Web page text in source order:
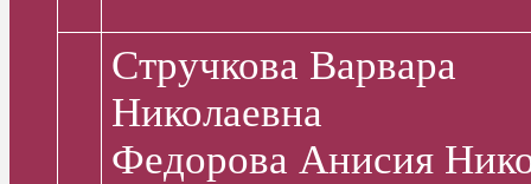
Стручкова Варвара
Николаевна
Федорова Анисия